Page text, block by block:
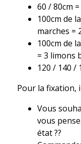
60 / 80cm
100cm de
marches =
100cm de
= 3 limons
120 / 140 /
Pour la fixation,
Vous
vous
état ??